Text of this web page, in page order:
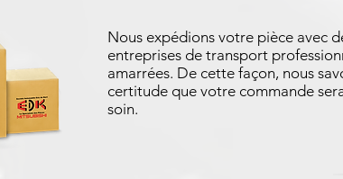
Nous expédions votre pièce avec
entreprises de transport
amarrées. De cette façon, nous
certitude que votre commande
soin.